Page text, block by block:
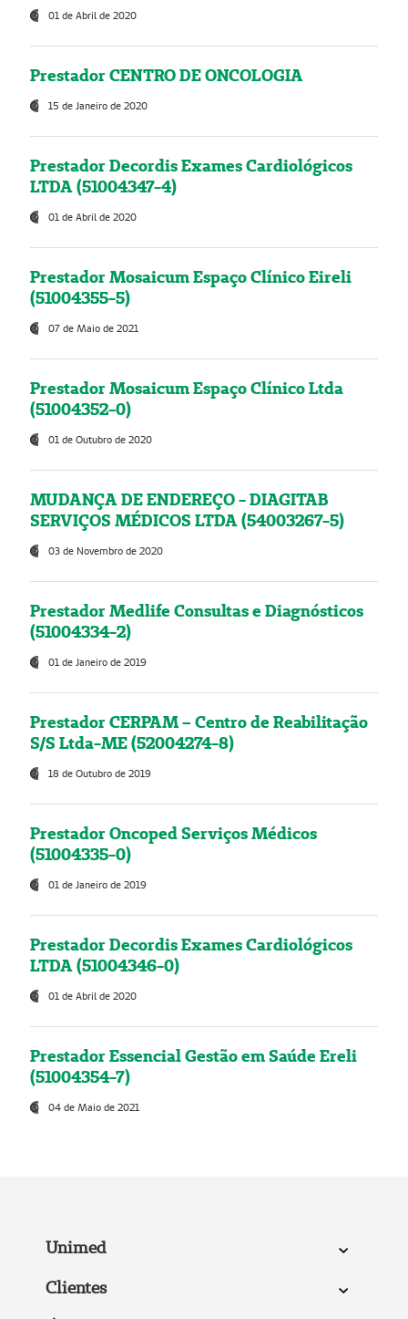
01 de Abril de 2020
Prestador CENTRO DE ONCOLOGIA
15 de Janeiro de 2020
Prestador Decordis Exames Cardiológicos
LTDA (51004347-4)
01 de Abril de 2020
Prestador Mosaicum Espaço Clínico Eireli
(51004355-5)
07 de Maio de 2021
Prestador Mosaicum Espaço Clínico Ltda
(51004352-0)
01 de Outubro de 2020
MUDANÇA DE ENDEREÇO - DIAGITAB
SERVIÇOS MÉDICOS LTDA (54003267-5)
03 de Novembro de 2020
Prestador Medlife Consultas e Diagnósticos
(51004334-2)
01 de Janeiro de 2019
Prestador CERPAM – Centro de Reabilitação
S/S Ltda-ME (52004274-8)
18 de Outubro de 2019
Prestador Oncoped Serviços Médicos
(51004335-0)
01 de Janeiro de 2019
Prestador Decordis Exames Cardiológicos
LTDA (51004346-0)
01 de Abril de 2020
Prestador Essencial Gestão em Saúde Ereli
(51004354-7)
04 de Maio de 2021
Unimed
Clientes